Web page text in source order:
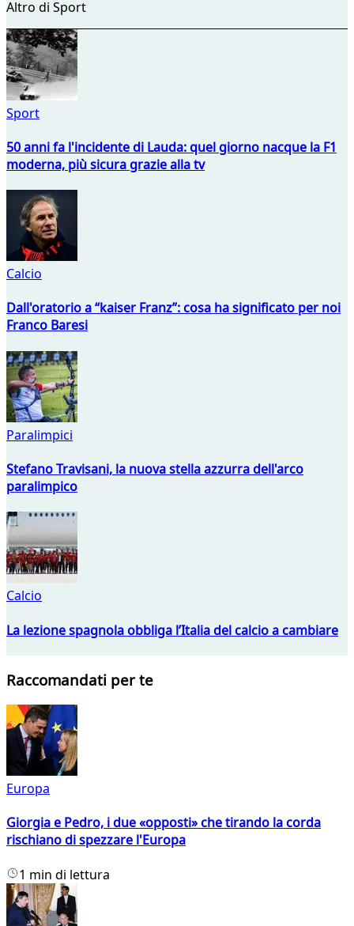
Altro di Sport
Sport
50 anni fa l'incidente di Lauda: quel giorno nacque la F1
moderna, più sicura grazie alla tv
Calcio
Dall'oratorio a “kaiser Franz”: cosa ha significato per noi
Franco Baresi
Paralimpici
Stefano Travisani, la nuova stella azzurra dell'arco
paralimpico
Calcio
La lezione spagnola obbliga l’Italia del calcio a cambiare
Raccomandati per te
Europa
Giorgia e Pedro, i due «opposti» che tirando la corda
rischiano di spezzare l'Europa
1 min di lettura